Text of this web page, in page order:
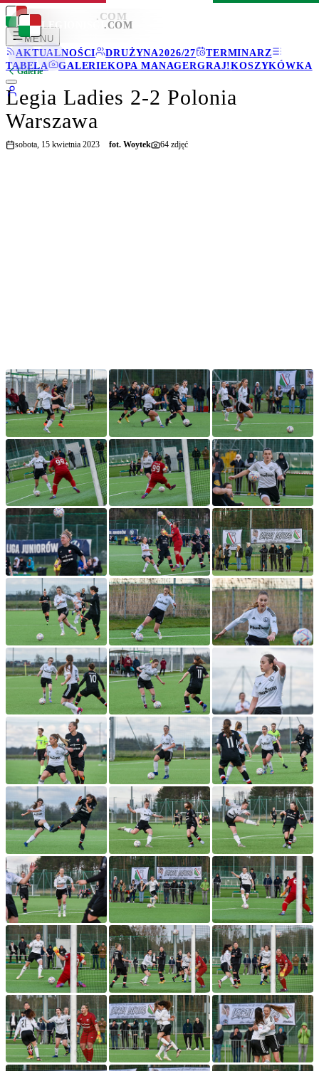
LEGIONISCI .COM
MENU
AKTUALNOŚCI
DRUŻYNA2026/27
TERMINARZ
TABELA
GALERIEKOPA MANAGERGRAJ!KOSZYKÓWKA
LEGIONISCI .COM
Galerie
Legia Ladies 2-2 Polonia
Warszawa
sobota, 15 kwietnia 2023 fot. Woytek 64 zdjęć